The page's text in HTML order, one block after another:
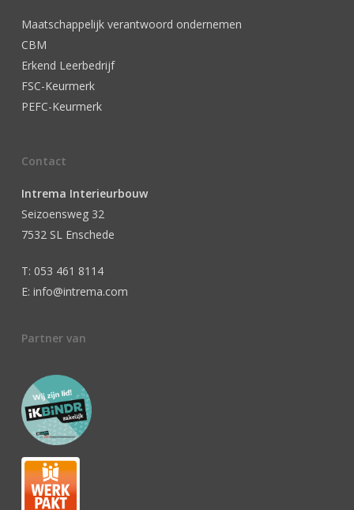
Maatschappelijk verantwoord ondernemen
CBM
Erkend Leerbedrijf
FSC-Keurmerk
PEFC-Keurmerk
Contact
Intrema Interieurbouw
Seizoensweg 32
7532 SL Enschede
T: 053 461 8114
E: info@intrema.com
Partner van